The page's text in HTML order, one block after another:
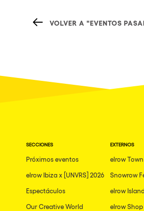
VOLVER A "EVENTOS
SECCIONES
Próximos eventos
elrow Ibiza x [UNVRS] 2026
Espectáculos
Our Creative World
EXTERNOS
elrow
Snowrow
elrow
elrow Shop